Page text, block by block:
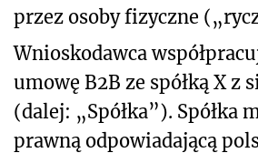
przez osoby fizyczne
Wnioskodawca
umowę B2B ze spółką X z
(dalej: „Spółka”). Spółka
prawną odpowiadającą